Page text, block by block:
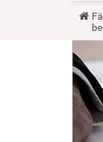
Y
u
r
e
h
e
r
: